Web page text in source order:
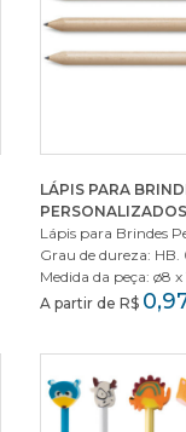
LÁPIS PARA
PERSONALIZADOS
Lápis para Brindes
Grau de dureza: HB.
Medida da peça: ø8
A partir de R$